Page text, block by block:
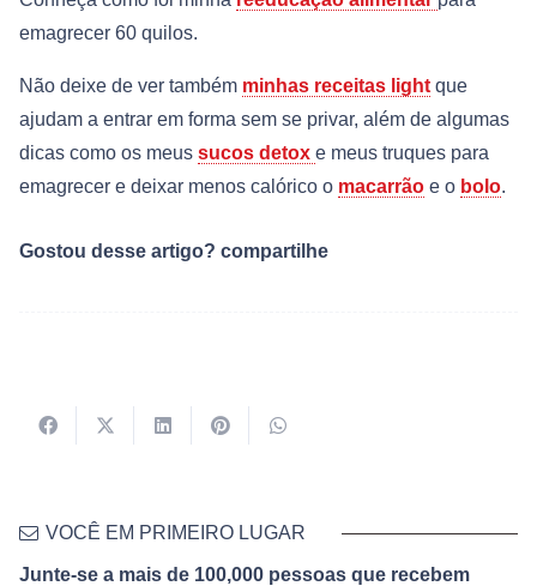
emagrecer 60 quilos.
Não deixe de ver também minhas receitas light que
ajudam a entrar em forma sem se privar, além de algumas
dicas como os meus sucos detox e meus truques para
emagrecer e deixar menos calórico o macarrão e o bolo.
Gostou desse artigo? compartilhe
VOCÊ EM PRIMEIRO LUGAR
Junte-se a mais de 100,000 pessoas que recebem